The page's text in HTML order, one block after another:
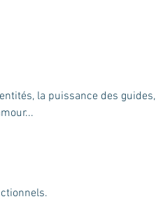
la puissance des guides,